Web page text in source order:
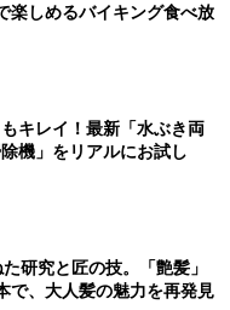
楽しめるバイキング食べ放
キレイ！最新「水ぶき両
機」をリアルにお試し
研究と匠の技。「艶髪」
で、大人髪の魅力を再発見